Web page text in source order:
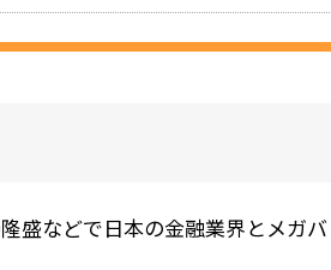
盛などで日本の金融業界とメガ